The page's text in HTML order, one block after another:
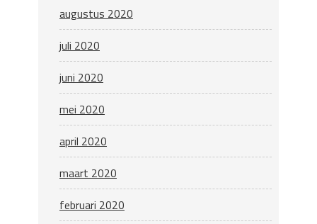
augustus 2020
juli 2020
juni 2020
mei 2020
april 2020
maart 2020
februari 2020